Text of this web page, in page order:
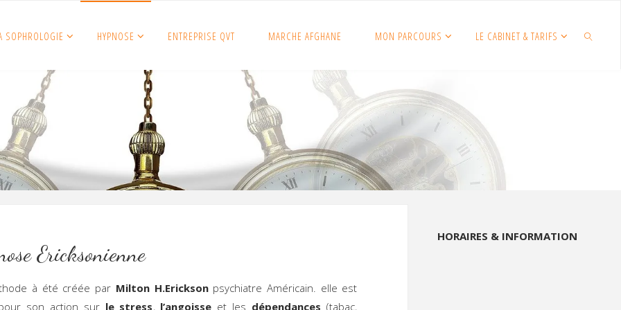
SOPHROLOGIE HYPNOSE ENTREPRISE QVT MARCHE AFGHANE MON PARCOURS LE CABINET & TARIFS
Ericksonienne
à été créée par Milton H.Ericksonpsychiatre Américain. elle est
son action sur le stress, l’angoisse et les dépendances (tabac,
HORAIRES & INFORMATION